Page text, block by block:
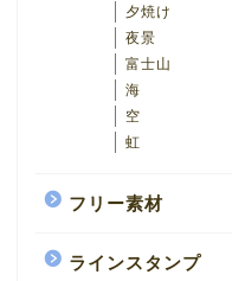
夕焼け
夜景
富士山
海
空
虹
フリー素材
ラインスタンプ